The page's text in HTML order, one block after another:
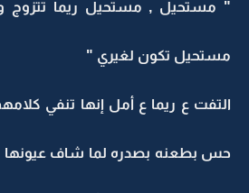
" مستحيل , مستحيل ريما تتزوج
مستحيل تكون لغيري "
التفت ع ريما ع أمل إنها تنفي
حس بطعنه بصدره لما شاف عيونها